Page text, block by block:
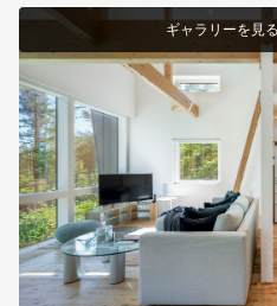
ギャラリーを見る